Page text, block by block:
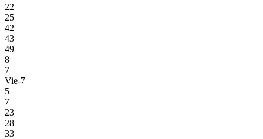
22
25
42
43
49
8
7
Vie-7
5
7
23
28
33